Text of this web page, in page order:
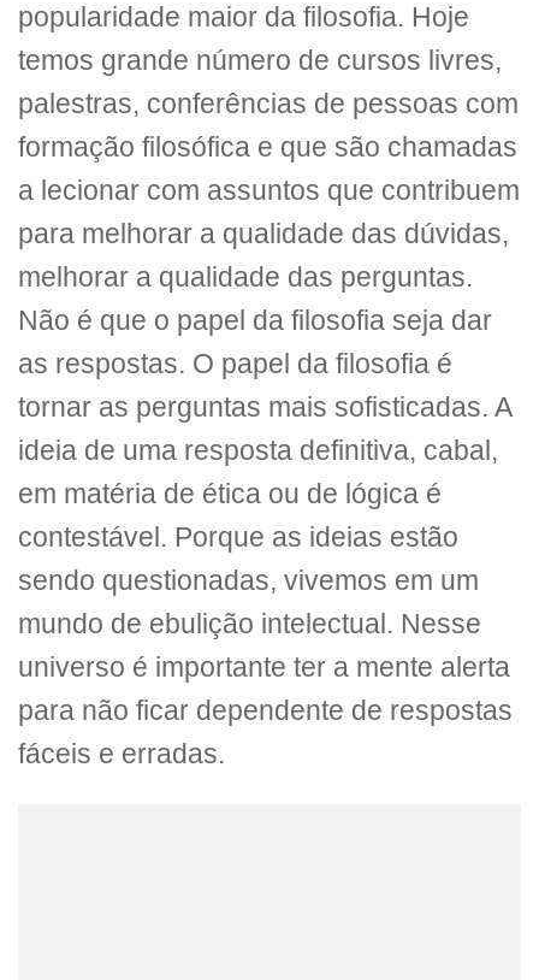
popularidade maior da filosofia. Hoje
temos grande número de cursos livres,
palestras, conferências de pessoas com
formação filosófica e que são chamadas
a lecionar com assuntos que contribuem
para melhorar a qualidade das dúvidas,
melhorar a qualidade das perguntas.
Não é que o papel da filosofia seja dar
as respostas. O papel da filosofia é
tornar as perguntas mais sofisticadas. A
ideia de uma resposta definitiva, cabal,
em matéria de ética ou de lógica é
contestável. Porque as ideias estão
sendo questionadas, vivemos em um
mundo de ebulição intelectual. Nesse
universo é importante ter a mente alerta
para não ficar dependente de respostas
fáceis e erradas.